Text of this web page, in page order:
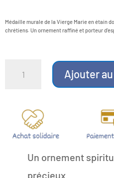
Médaille murale de la Vierge Marie en étain
chrétiens. Un ornement raffiné et porteur
Vierge
étain
Ajouter
Un ornement
précieux.